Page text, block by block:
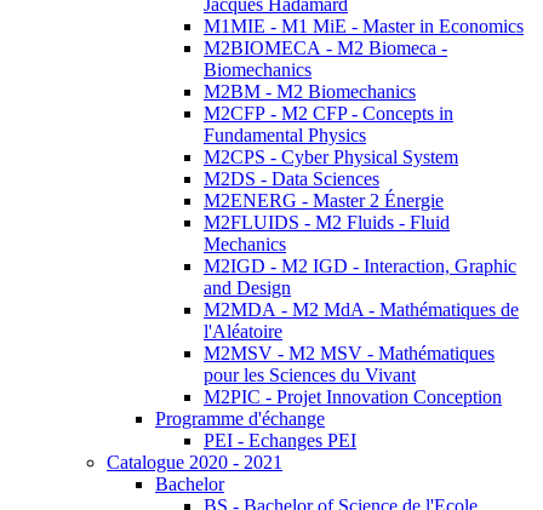
Jacques Hadamard
M1MIE - M1 MiE - Master in Economics
M2BIOMECA - M2 Biomeca -
Biomechanics
M2BM - M2 Biomechanics
M2CFP - M2 CFP - Concepts in
Fundamental Physics
M2CPS - Cyber Physical System
M2DS - Data Sciences
M2ENERG - Master 2 Énergie
M2FLUIDS - M2 Fluids - Fluid
Mechanics
M2IGD - M2 IGD - Interaction, Graphic
and Design
M2MDA - M2 MdA - Mathématiques de
l'Aléatoire
M2MSV - M2 MSV - Mathématiques
pour les Sciences du Vivant
M2PIC - Projet Innovation Conception
Programme d'échange
PEI - Echanges PEI
Catalogue 2020 - 2021
Bachelor
BS - Bachelor of Science de l'Ecole